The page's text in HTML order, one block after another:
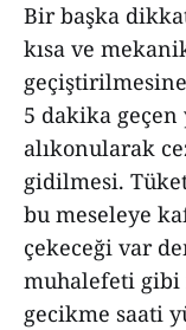
Bir başka
kısa ve
5 dakika
alıkonularak
gidilmesi.
bu meseleye
çekeceği var
muhalefeti gibi
gecikme saati